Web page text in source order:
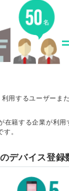
用するユーザーま
在籍する企業が利
。
デバイス登録